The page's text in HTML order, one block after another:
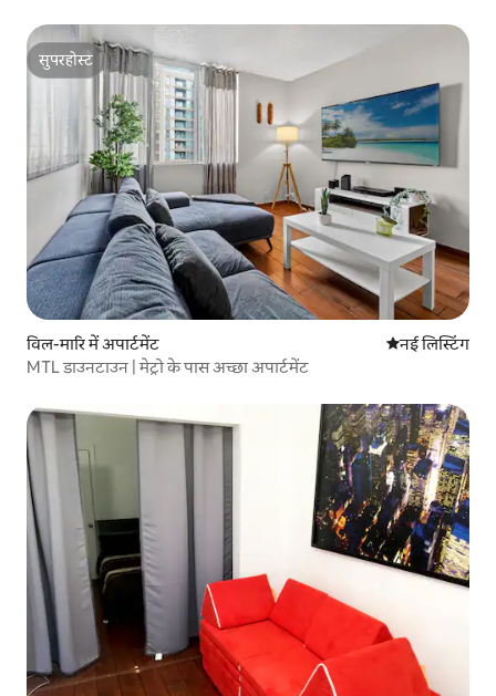
सुपरहोस्ट
सुपरहोस्ट
विल-मारि में अपार्टमेंट ठहरने की नई
नई लिस्टिंग
MTL डाउनटाउन | मेट्रो के पास अच्छा अपार्टमेंट